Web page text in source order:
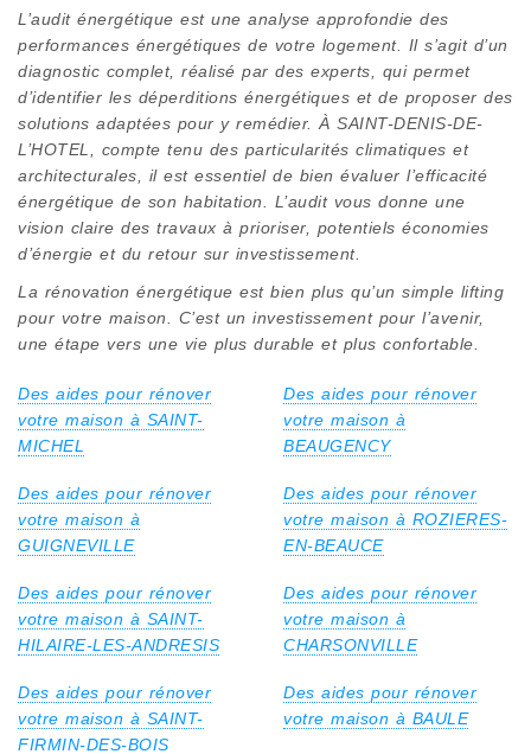
L’audit énergétique est une analyse approfondie des
performances énergétiques de votre logement. Il s’agit d’un
diagnostic complet, réalisé par des experts, qui permet
d’identifier les déperditions énergétiques et de proposer des
solutions adaptées pour y remédier. À SAINT-DENIS-DE-
L’HOTEL, compte tenu des particularités climatiques et
architecturales, il est essentiel de bien évaluer l’efficacité
énergétique de son habitation. L’audit vous donne une
vision claire des travaux à prioriser, potentiels économies
d’énergie et du retour sur investissement.
La rénovation énergétique est bien plus qu’un simple lifting
pour votre maison. C’est un investissement pour l’avenir,
une étape vers une vie plus durable et plus confortable.
Des aides pour rénover
votre maison à SAINT-
MICHEL
Des aides pour rénover
votre maison à
BEAUGENCY
Des aides pour rénover
votre maison à
GUIGNEVILLE
Des aides pour rénover
votre maison à ROZIERES-
EN-BEAUCE
Des aides pour rénover
votre maison à SAINT-
HILAIRE-LES-ANDRESIS
Des aides pour rénover
votre maison à
CHARSONVILLE
Des aides pour rénover
votre maison à SAINT-
FIRMIN-DES-BOIS
Des aides pour rénover
votre maison à BAULE